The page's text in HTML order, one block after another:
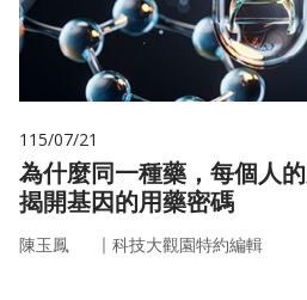
115/07/21
為什麼同一種藥，每個人
揭開基因的用藥密碼
陳玉鳳 ｜ 科技大觀園特約編輯